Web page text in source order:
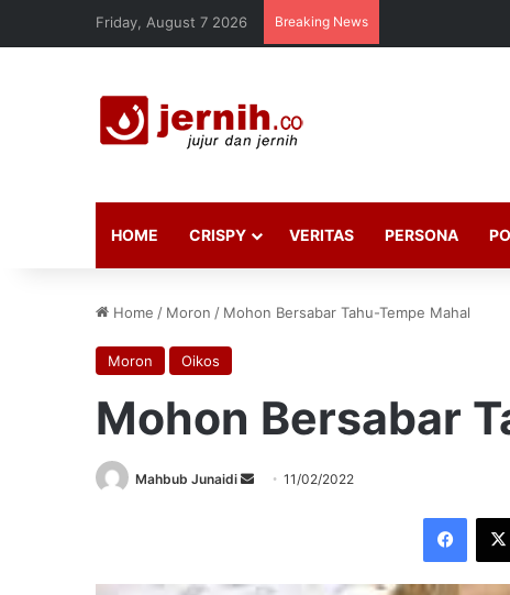
Friday, August 7 2026 Breaking News
HOME CRISPY VERITAS PERSONA
Home / Moron / Mohon Bersabar Tahu-Tempe Mahal
Moron Oikos
Mohon Bersabar
Mahbub Junaidi
Send11/02/2022